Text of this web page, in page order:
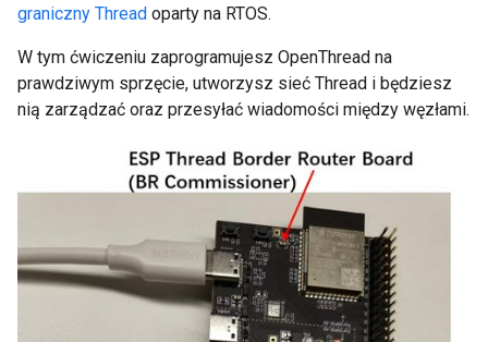
graniczny Thread oparty na RTOS.
W tym ćwiczeniu zaprogramujesz OpenThread na
prawdziwym sprzęcie, utworzysz sieć Thread i będziesz
nią zarządzać oraz przesyłać wiadomości między węzłami.